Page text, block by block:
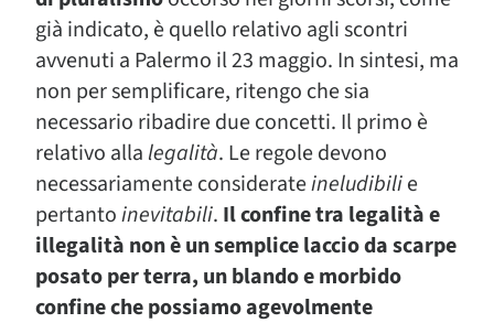
già indicato, è quello relativo agli scontri
avvenuti a Palermo il 23 maggio. In sintesi, ma
non per semplificare, ritengo che sia
necessario ribadire due concetti. Il primo è
relativo alla legalità. Le regole devono
necessariamente considerateineludibilie
pertantoinevitabili. Il confine tra legalità e
illegalità non è un semplice laccio da scarpe
posato per terra, un blando e morbido
confine che possiamo agevolmente